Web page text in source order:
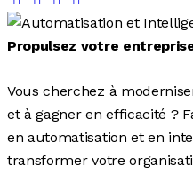
Propulsez votre
Vous cherchez à
et à gagner en efficacité ?
en automatisation et en
transformer votre